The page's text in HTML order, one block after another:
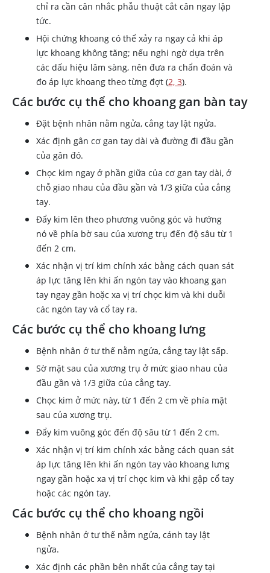
chỉ ra cần cân nhắc phẫu thuật cắt cân ngay lập
tức.
Hội chứng khoang có thể xảy ra ngay cả khi áp
lực khoang không tăng; nếu nghi ngờ dựa trên
các dấu hiệu lâm sàng, nên đưa ra chẩn đoán và
đo áp lực khoang theo từng đợt (2, 3).
Các bước cụ thể cho khoang gan bàn tay
Đặt bệnh nhân nằm ngửa, cẳng tay lật ngửa.
Xác định gân cơ gan tay dài và đường đi đầu gần
của gân đó.
Chọc kim ngay ở phần giữa của cơ gan tay dài, ở
chỗ giao nhau của đầu gần và 1/3 giữa của cẳng
tay.
Đẩy kim lên theo phương vuông góc và hướng
nó về phía bờ sau của xương trụ đến độ sâu từ 1
đến 2 cm.
Xác nhận vị trí kim chính xác bằng cách quan sát
áp lực tăng lên khi ấn ngón tay vào khoang gan
tay ngay gần hoặc xa vị trí chọc kim và khi duỗi
các ngón tay và cổ tay ra.
Các bước cụ thể cho khoang lưng
Bệnh nhân ở tư thế nằm ngửa, cẳng tay lật sấp.
Sờ mặt sau của xương trụ ở mức giao nhau của
đầu gần và 1/3 giữa của cẳng tay.
Chọc kim ở mức này, từ 1 đến 2 cm về phía mặt
sau của xương trụ.
Đẩy kim vuông góc đến độ sâu từ 1 đến 2 cm.
Xác nhận vị trí kim chính xác bằng cách quan sát
áp lực tăng lên khi ấn ngón tay vào khoang lưng
ngay gần hoặc xa vị trí chọc kim và khi gập cổ tay
hoặc các ngón tay.
Các bước cụ thể cho khoang ngồi
Bệnh nhân ở tư thế nằm ngửa, cánh tay lật
ngửa.
Xác định các phần bên nhất của cẳng tay tại